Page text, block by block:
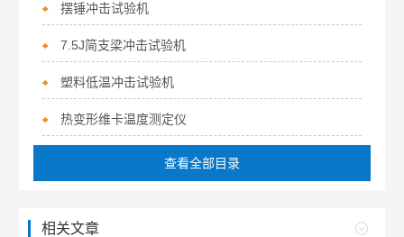
摆锤冲击试验机
7.5J简支梁冲击试验机
塑料低温冲击试验机
热变形维卡温度测定仪
查看全部目录
相关文章